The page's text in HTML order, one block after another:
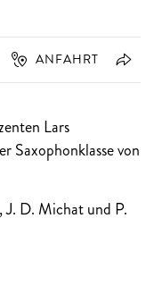
ANFAHRT
Lars
Saxophonklasse von
J. D. Michat und P.